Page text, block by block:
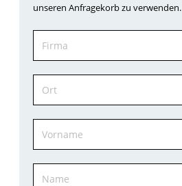
unseren Anfragekorb zu verwenden.